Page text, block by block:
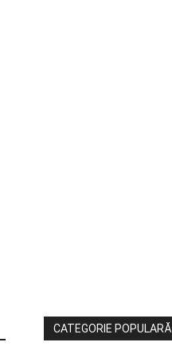
CATEGORIE POPULARĂ